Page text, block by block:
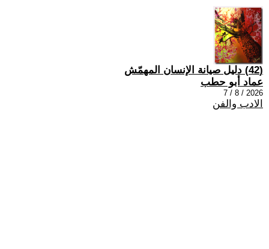
(42) دليل صيانة الإنسان المهمّش
عماد أبو حطب
2026 / 8 / 7
الادب والفن